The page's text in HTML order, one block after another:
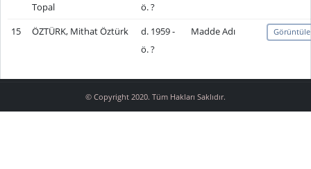
Topal
ö. ?
15 ÖZTÜRK, Mithat Öztürk
d. 1959 -
ö. ?
Madde Adı Görüntüle
© Copyright 2020. Tüm Hakları Saklıdır.